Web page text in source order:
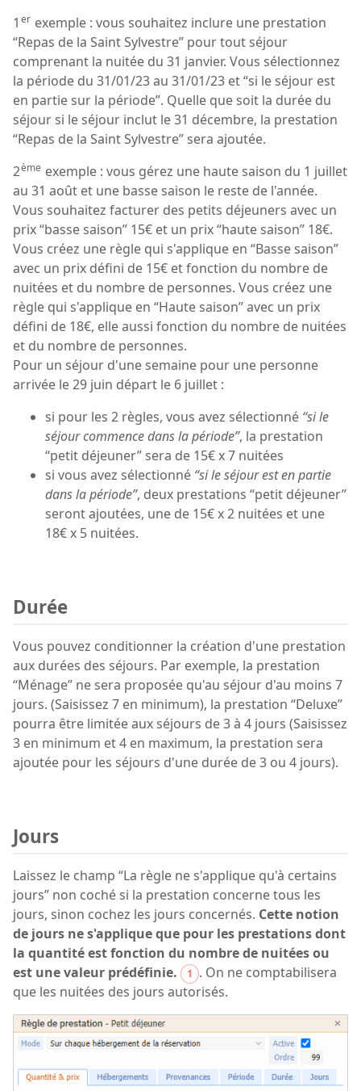
1 er exemple : vous souhaitez inclure une prestation
“Repas de la Saint Sylvestre” pour tout séjour
comprenant la nuitée du 31 janvier. Vous sélectionnez
la période du 31/01/23 au 31/01/23 et “si le séjour est
en partie sur la période”. Quelle que soit la durée du
séjour si le séjour inclut le 31 décembre, la prestation
“Repas de la Saint Sylvestre” sera ajoutée.
2ème exemple : vous gérez une haute saison du 1 juillet
au 31 août et une basse saison le reste de l'année.
Vous souhaitez facturer des petits déjeuners avec un
prix “basse saison” 15€ et un prix “haute saison” 18€.
Vous créez une règle qui s'applique en “Basse saison”
avec un prix défini de 15€ et fonction du nombre de
nuitées et du nombre de personnes. Vous créez une
règle qui s'applique en “Haute saison” avec un prix
défini de 18€, elle aussi fonction du nombre de nuitées
et du nombre de personnes.
Pour un séjour d'une semaine pour une personne
arrivée le 29 juin départ le 6 juillet :
si pour les 2 règles, vous avez sélectionné “si le
séjour commence dans la période”, la prestation
“petit déjeuner” sera de 15€ x 7 nuitées
si vous avez sélectionné “si le séjour est en partie
dans la période”, deux prestations “petit déjeuner”
seront ajoutées, une de 15€ x 2 nuitées et une
18€ x 5 nuitées.
Durée
Vous pouvez conditionner la création d'une prestation
aux durées des séjours. Par exemple, la prestation
“Ménage” ne sera proposée qu'au séjour d'au moins 7
jours. (Saisissez 7 en minimum), la prestation “Deluxe”
pourra être limitée aux séjours de 3 à 4 jours (Saisissez
3 en minimum et 4 en maximum, la prestation sera
ajoutée pour les séjours d'une durée de 3 ou 4 jours).
Jours
Laissez le champ “La règle ne s'applique qu'à certains
jours” non coché si la prestation concerne tous les
jours, sinon cochez les jours concernés. Cette notion
de jours ne s'applique que pour les prestations dont
la quantité est fonction du nombre de nuitées ou
est une valeur prédéfinie.
1 . On ne comptabilisera
que les nuitées des jours autorisés.